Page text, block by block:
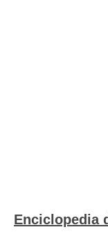
Enciclopedia